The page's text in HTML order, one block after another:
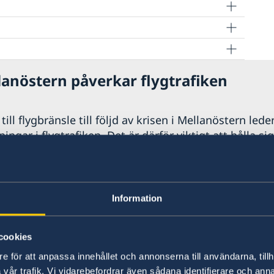
Information
för att anpassa innehållet och annonserna till användarna,
trafik. Vi vidarebefordrar även sådana identifierare och
rättigheter
påverkar flygtrafiken
flygbränsle till följd av krisen i Mellanöstern
i flygtrafiken. Det är därför viktigt att hålla
att flyg kan ställas in, dirigeras om och
angeläget att varje resenär har goda marginaler
och tid, för att kunna hantera dessa osäkerheter i
maj 2026